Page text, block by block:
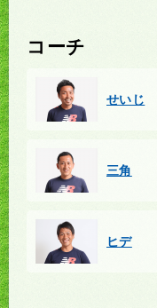
コーチ
せいじ
三角
ヒデ